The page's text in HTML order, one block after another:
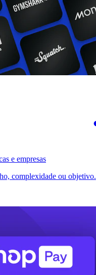
e empresas
complexidade ou objetivo.